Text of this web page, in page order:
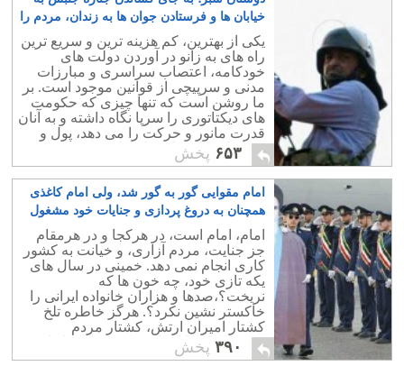
خیابان ها و فرستادن جوان ها به زندان، مردم را
دعوت به اعتصاب سراسری کنید
یکی از بهترین، کم هزینه ترین و سریع ترین
راه های به زانو در آوردن دولت های
خودکامه، اعتصاب سراسری و مبارزات
مدنی و سرپیچی از قوانین موجود است. بر
ما روشن است که تنها چیزی که حکومت
های دیکتاتوری را سرپا نگاه داشته و به آنان
قدرت مانور و حرکت را می دهد، پول و
شرایط مساعد اقتصادی است.
۶۵۳ پخش
امام مقوایی گور به گور شد، ولی امام کاغذی
همچنان به دروغ پردازی و جنایات خود مشغول
است
امام، امام است، در هرکجا و در هرمقام
جز جنایت، مردم آزاری، و خیانت به کشور
کاری انجام نمی دهد. خمینی در سال های
یکه تازی خود، چه خون ها که
نریخت؟،صدها و هزاران خانواده ایرانی را
خاکستر نشین نکرد؟. هرگز خاطره تلخ
کشتار امیران ارتش، کشتار مردم
کردستان، و یا اعدام درون زندان ها را
نمیوان فراموش کرد.
۳۹۰ پخش